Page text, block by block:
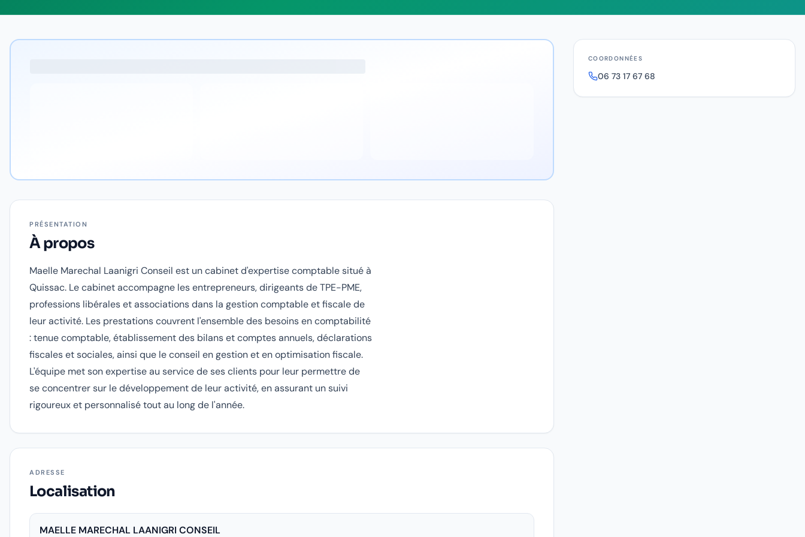
PRÉSENTATION
À propos
Maelle Marechal Laanigri Conseil est un cabinet d'expertise comptable situé à
Quissac. Le cabinet accompagne les entrepreneurs, dirigeants de TPE-PME,
professions libérales et associations dans la gestion comptable et fiscale de
leur activité. Les prestations couvrent l'ensemble des besoins en comptabilité
: tenue comptable, établissement des bilans et comptes annuels, déclarations
fiscales et sociales, ainsi que le conseil en gestion et en optimisation fiscale.
L'équipe met son expertise au service de ses clients pour leur permettre de
se concentrer sur le développement de leur activité, en assurant un suivi
rigoureux et personnalisé tout au long de l'année.
ADRESSE
Localisation
MAELLE MARECHAL LAANIGRI CONSEIL
COORDONNÉES
06 73 17 67 68